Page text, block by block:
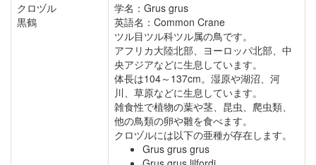
クロヅル
黒鶴
学名：Grus grus
英語名：Common Crane
ツル目ツル科ツル属の鳥です。
アフリカ大陸北部、ヨーロッパ北部、中
央アジアなどに生息しています。
体長は104～137cm。湿原や湖沼、河
川、草原などに生息しています。
雑食性で植物の葉や茎、昆虫、爬虫類、
他の鳥類の卵や雛を食べます。
クロヅルには以下の亜種が存在します。
Grus grus grus